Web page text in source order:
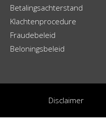
Betalingsachterstand
Klachtenprocedure
Fraudebeleid
Beloningsbeleid
Disclaimer